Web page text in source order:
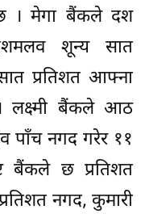
। मेगा बैंकले दश
शून्य सात
प्रतिशत आफ्ना
लक्ष्मी बैंकले आठ
पाँच नगद गरेर ११
बैंकले छ प्रतिशत
नगद, कुमारी